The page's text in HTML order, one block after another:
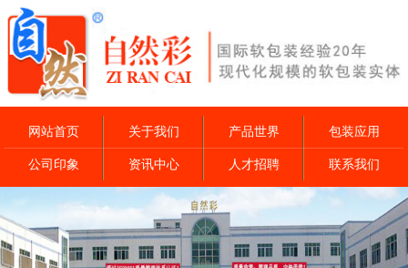
网站首页 关于我们 产品世界 包装应用
公司印象 资讯中心 人才招聘 联系我们